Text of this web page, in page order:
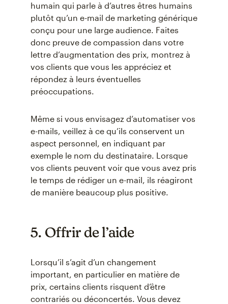
humain qui parle à d’autres êtres humains
plutôt qu’un e-mail de marketing générique
conçu pour une large audience. Faites
donc preuve de compassion dans votre
lettre d’augmentation des prix, montrez à
vos clients que vous les appréciez et
répondez à leurs éventuelles
préoccupations.
Même si vous envisagez d’automatiser vos
e-mails, veillez à ce qu’ils conservent un
aspect personnel, en indiquant par
exemple le nom du destinataire. Lorsque
vos clients peuvent voir que vous avez pris
le temps de rédiger un e-mail, ils réagiront
de manière beaucoup plus positive.
5. Offrir de l’aide
Lorsqu’il s’agit d’un changement
important, en particulier en matière de
prix, certains clients risquent d’être
contrariés ou déconcertés. Vous devez